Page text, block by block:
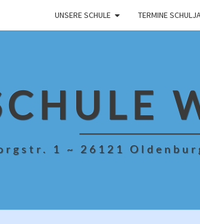
UNSERE SCHULE TERMINE
1 ~ 26121